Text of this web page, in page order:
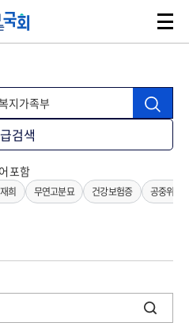
검색
포함
희 무연고분묘 건강보험증 공중위생